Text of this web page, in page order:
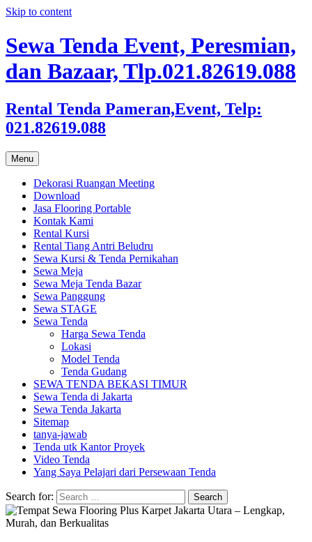
Skip to content
Sewa Tenda Event, Peresmian,
dan Bazaar, Tlp.021.82619.088
Rental Tenda Pameran,Event, Telp:
021.82619.088
Menu
Dekorasi Ruangan Meeting
Download
Jasa Flooring Portable
Kontak Kami
Rental Kursi
Rental Tiang Antri Beludru
Sewa Kursi & Tenda Pernikahan
Sewa Meja
Sewa Meja Tenda Bazar
Sewa Panggung
Sewa STAGE
Sewa Tenda
Harga Sewa Tenda
Lokasi
Model Tenda
Tenda Gudang
SEWA TENDA BEKASI TIMUR
Sewa Tenda di Jakarta
Sewa Tenda Jakarta
Sitemap
tanya-jawab
Tenda utk Kantor Proyek
Video Tenda
Yang Saya Pelajari dari Persewaan Tenda
Search for: